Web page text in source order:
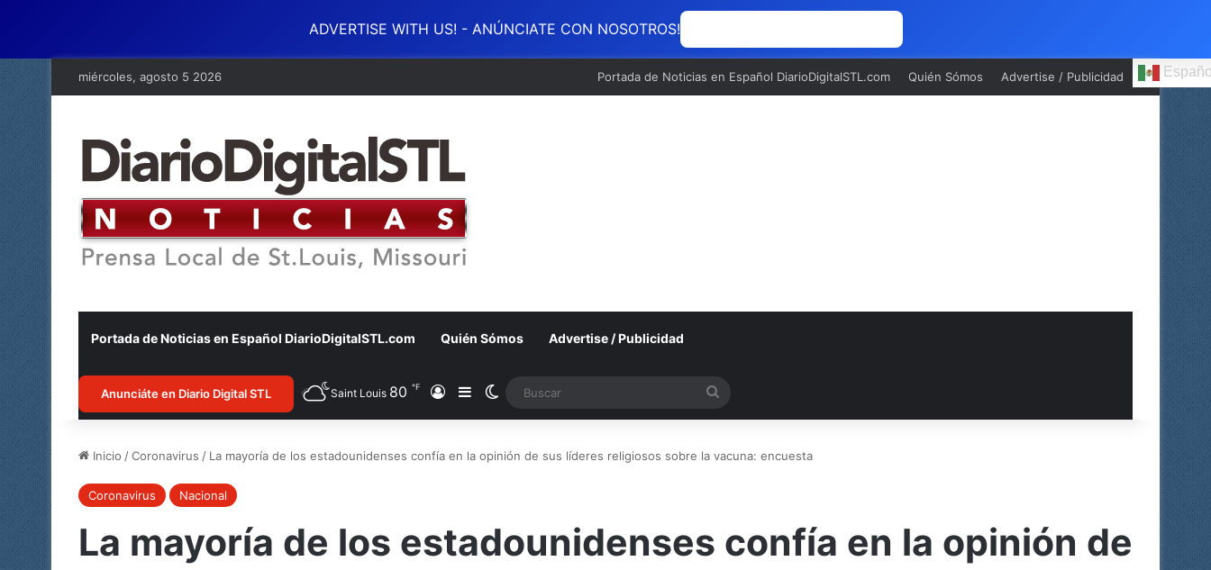
ADVERTISE WITH US! - ANÚNCIATE CON NOSOTROS!
miércoles, agosto 5 2026 Portada de Noticias en Español DiarioDigitalSTL.com Quién Sómos Advertise / Publicidad
Portada de Noticias en Español DiarioDigitalSTL.com Quién Sómos Advertise / Publicidad
Anunciáte en Diario Digital STL Saint Louis 80 ℉ AccesoBarra lateral
Switch skin
Inicio /Coronavirus / La mayoría de los estadounidenses confía en la opinión de sus líderes religiosos sobre la vacuna: encuesta
Coronavirus Nacional
La mayoría de los estadounidenses confía en la opinión de